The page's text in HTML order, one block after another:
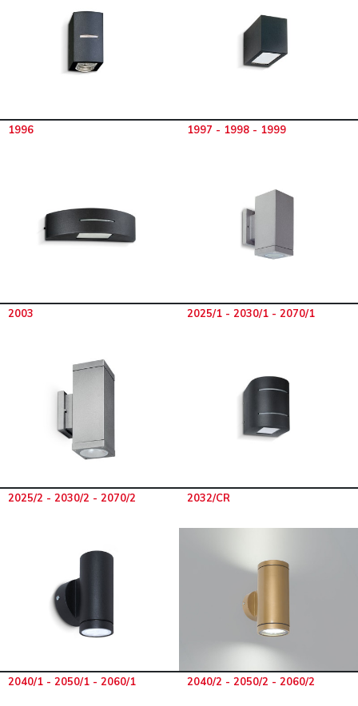
1996 1997 - 1998 - 1999
2003 2025/1 - 2030/1 - 2070/1
2025/2 - 2030/2 - 2070/2 2032/CR
2040/1 - 2050/1 - 2060/1 2040/2 - 2050/2 - 2060/2